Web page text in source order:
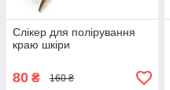
Слікер для полірування
краю шкіри
80 ₴ 160 ₴